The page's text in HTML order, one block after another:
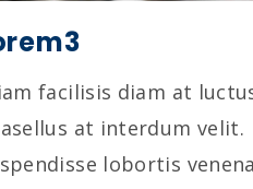
facilisis diam at
at interdum velit.
lobortis